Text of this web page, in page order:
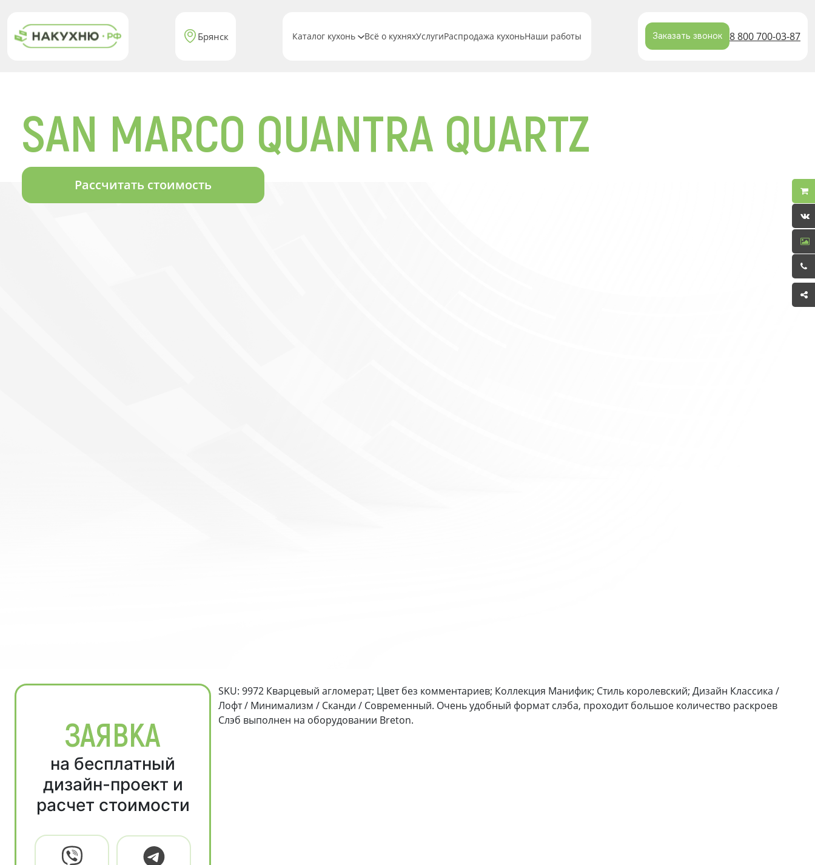
Брянск Каталог кухонь Всё о кухняхУслугиРаспродажа кухоньНаши работы Заказать звонок 8 800 700-03-87
SAN MARCO QUANTRA QUARTZ
Рассчитать стоимость
ЗАЯВКА
на бесплатный
дизайн-проект и
расчет стоимости
SKU: 9972 Кварцевый агломерат; Цвет без комментариев; Коллекция Манифик; Стиль королевский; Дизайн Классика /
Лофт / Минимализм / Сканди / Современный. Очень удобный формат слэба, проходит большое количество раскроев
Слэб выполнен на оборудовании Breton.